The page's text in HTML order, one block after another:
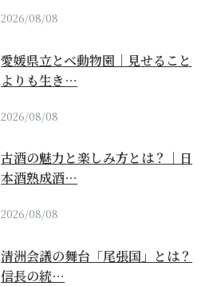
2026/08/08
愛媛県立とべ動物園｜見せること
よりも生き…
2026/08/08
古酒の魅力と楽しみ方とは？｜日
本酒熟成酒…
2026/08/08
清洲会議の舞台「尾張国」とは？
信長の統…